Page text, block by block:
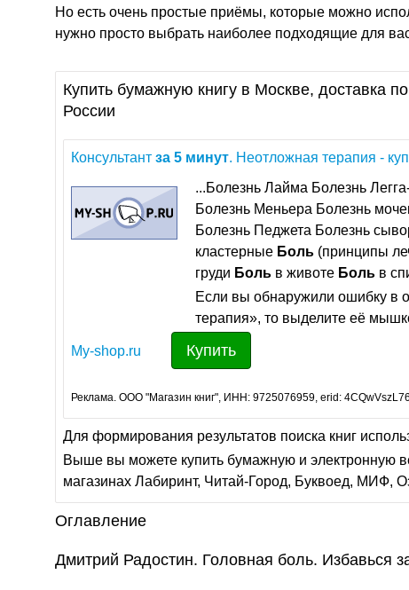
Но есть очень простые приёмы, которые можно
нужно просто выбрать наиболее подходящие для
Купить бумажную книгу в Москве, доставка
России
Консультант за 5 минут. Неотложная терапия -
...Болезнь Лайма Болезнь
Болезнь Меньера Болезнь
Болезнь Педжета Болезнь
кластерные Боль (принципы
груди Боль в животе Боль в
Если вы обнаружили ошибку в
терапия», то выделите её
My-shop.ru Купить
Реклама. ООО "Магазин книг", ИНН: 9725076959, erid:
Для формирования результатов поиска книг
Выше вы можете купить бумажную и электронную
магазинах Лабиринт, Читай-Город, Буквоед, МИФ,
Оглавление
Дмитрий Радостин. Головная боль. Избавься